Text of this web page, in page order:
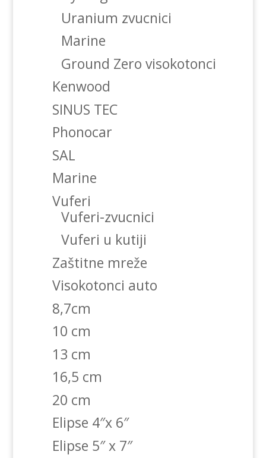
Uranium zvucnici
Marine
Ground Zero visokotonci
Kenwood
SINUS TEC
Phonocar
SAL
Marine
Vuferi
Vuferi-zvucnici
Vuferi u kutiji
Zaštitne mreže
Visokotonci auto
8,7cm
10 cm
13 cm
16,5 cm
20 cm
Elipse 4″x 6″
Elipse 5″ x 7″